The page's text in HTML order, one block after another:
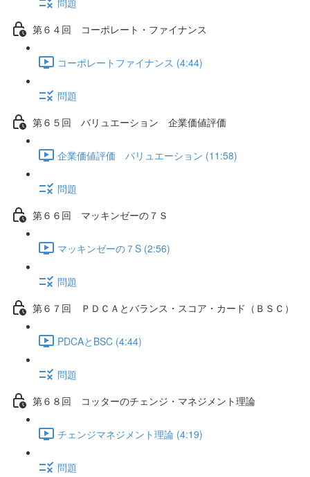
第６４回 コーポレート・ファイナンス
コーポレートファイナンス (4:44)
問題
第６５回 バリュエーション 企業価値評価
企業価値評価 バリュエーション (11:58)
問題
第６６回 マッキンゼーの７Ｓ
マッキンゼーの７S (2:56)
問題
第６７回 ＰＤＣＡとバランス・スコア・カード（ＢＳＣ）
PDCAとBSC (4:44)
問題
第６８回 コッターのチェンジ・マネジメント理論
チェンジマネジメント理論 (4:19)
問題